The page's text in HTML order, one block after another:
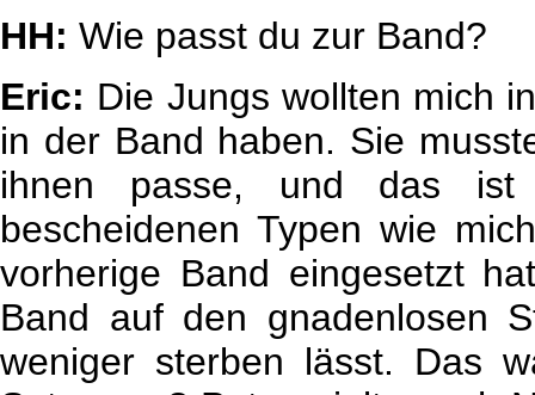
HH: Wie passt du zur Band?
Eric: Die Jungs wollten mich
in der Band haben. Sie
ihnen passe, und das
bescheidenen Typen wie
vorherige Band eingesetzt
Band auf den gnadenlosen
weniger sterben lässt. Das